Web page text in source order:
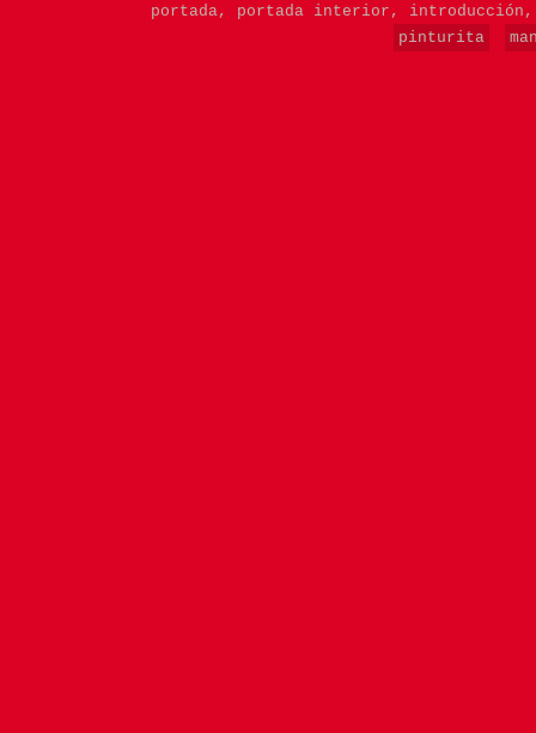
portada, portada interior,
pinturita